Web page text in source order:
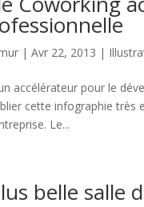
|Avr 22, 2013 |
accélérateur pour le
cette infographie
Le...
belle salle